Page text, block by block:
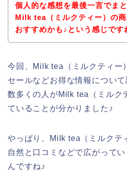
個人的な感想を最後一言でま
Milk tea（ミルクティー）の商
おすすめかも♪という感じです
今回、Milk tea（ミルクティー
セールなどお得な情報について
数多くの人がMilk tea（ミルク
ていることが分かりました♪
やっぱり、Milk tea（ミルクテ
自然と口コミなどで広がって
んですね♪